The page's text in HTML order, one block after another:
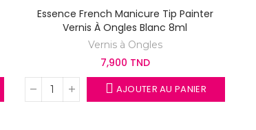
Essence French Manicure Tip Painter
Vernis À Ongles Blanc 8ml
Vernis à Ongles
7,900 TND
AJOUTER AU PANIER